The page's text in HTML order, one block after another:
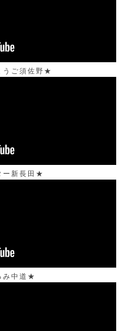
ご須佐野★
ー新長田★
み中道★